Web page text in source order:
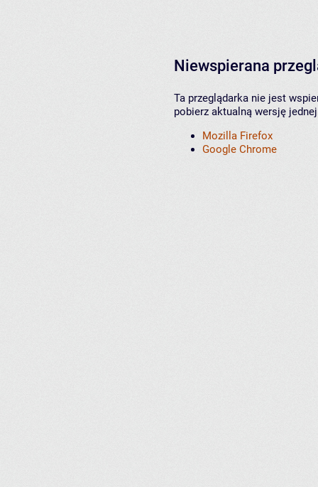
Niewspierana
Ta przeglądarka nie jest
pobierz aktualną wersję
Mozilla Firefox
Google Chrome